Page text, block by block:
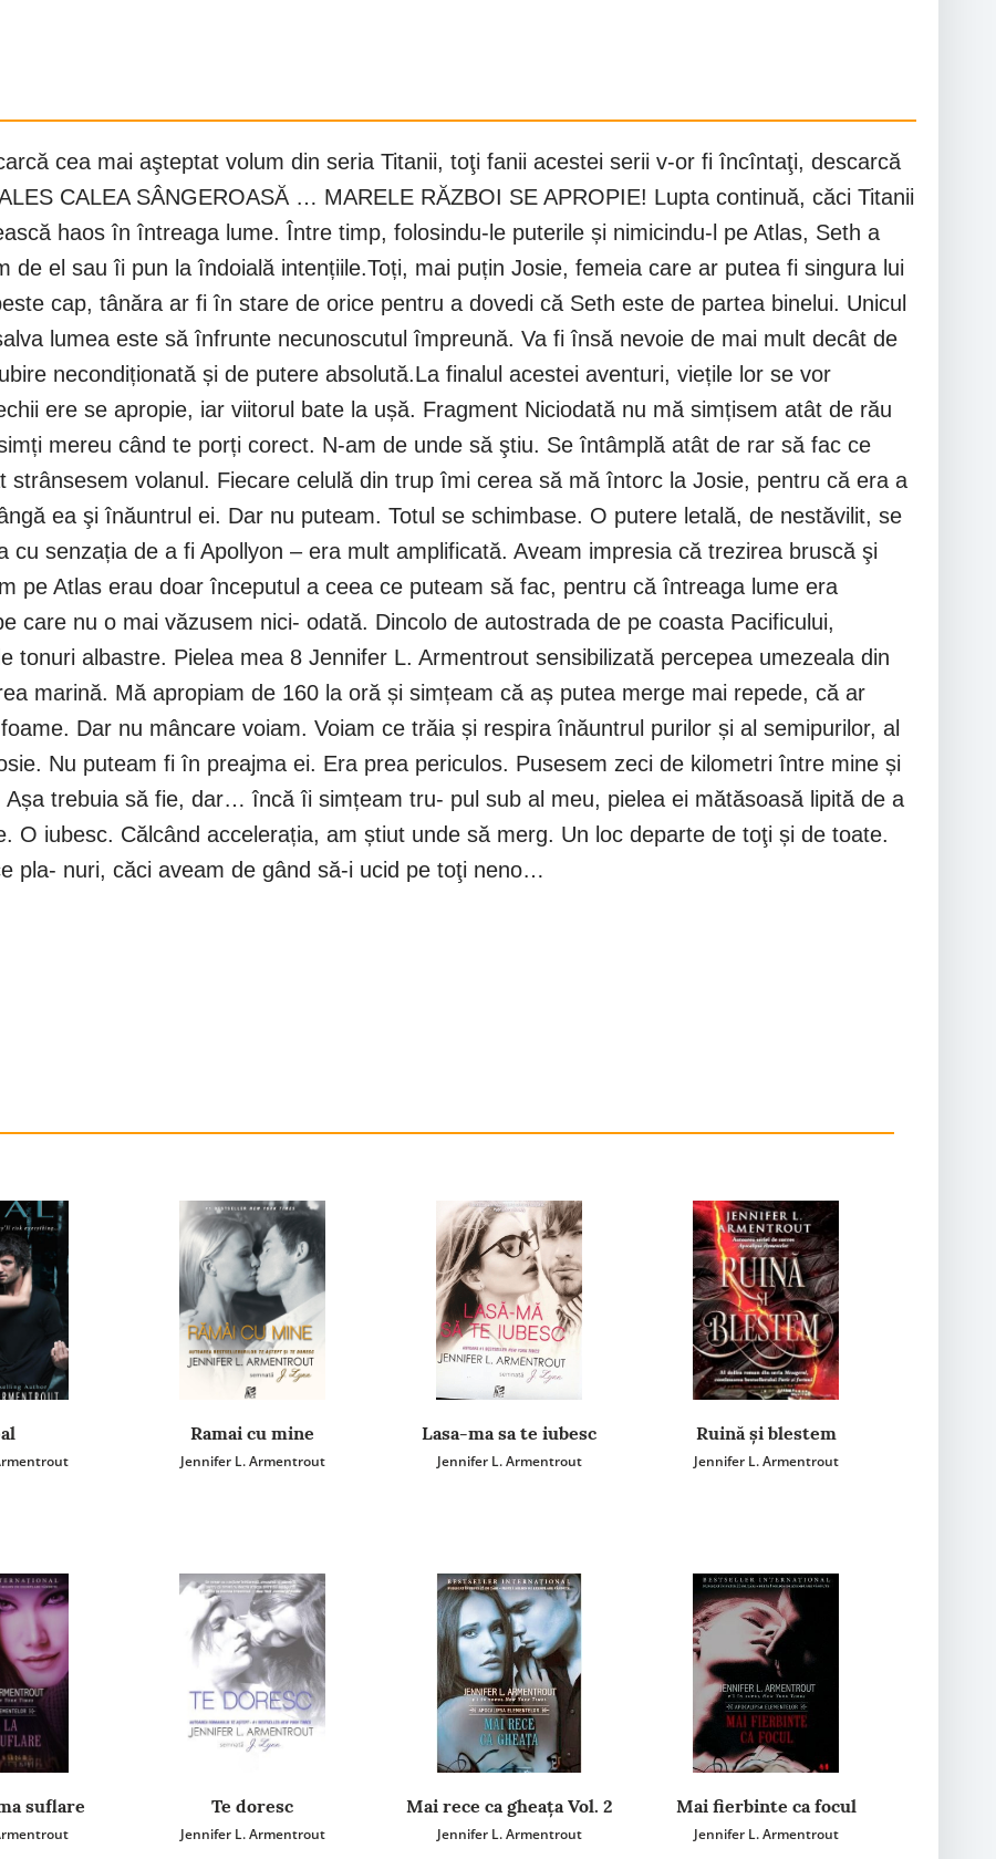
cea mai aşteptat volum din seria Titanii, toţi fanii acestei serii v-or fi încîntaţi, descarcă
CALEA SÂNGEROASĂ … MARELE RĂZBOI SE APROPIE! Lupta continuă, căci Titanii
haos în întreaga lume. Între timp, folosindu-le puterile și nimicindu-l pe Atlas, Seth a
de el sau îi pun la îndoială intențiile.Toți, mai puțin Josie, femeia care ar putea fi singura lui
cap, tânăra ar fi în stare de orice pentru a dovedi că Seth este de partea binelui. Unicul
lumea este să înfrunte necunoscutul împreună. Va fi însă nevoie de mai mult decât de
necondiționată și de putere absolută.La finalul acestei aventuri, viețile lor se vor
ere se apropie, iar viitorul bate la ușă. Fragment Niciodată nu mă simțisem atât de rău
mereu când te porți corect. N‑am de unde să ştiu. Se întâmplă atât de rar să fac ce
volanul. Fiecare celulă din trup îmi cerea să mă întorc la Josie, pentru că era a
ea şi înăuntrul ei. Dar nu puteam. Totul se schimbase. O putere letală, de nestăvilit, se
senzația de a fi Apollyon – era mult amplificată. Aveam impresia că trezirea bruscă şi
pe Atlas erau doar începutul a ceea ce puteam să fac, pentru că întreaga lume era
care nu o mai văzusem nici‑ odată. Dincolo de autostrada de pe coasta Pacificului,
tonuri albastre. Pielea mea 8 Jennifer L. Armentrout sensibilizată percepea umezeala din
marină. Mă apropiam de 160 la oră și simțeam că aș putea merge mai repede, că ar
Dar nu mâncare voiam. Voiam ce trăia și respira înăuntrul purilor și al semipurilor, al
Nu puteam fi în preajma ei. Era prea periculos. Pusesem zeci de kilometri între mine și
trebuia să fie, dar… încă îi simțeam tru‑ pul sub al meu, pielea ei mătăsoasă lipită de a
O iubesc. Călcând accelerația, am știut unde să merg. Un loc departe de toţi și de toate.
pla‑ nuri, căci aveam de gând să‑i ucid pe toţi neno…
Ramai cu mine
Jennifer L. Armentrout
Lasa-ma sa te iubesc
Jennifer L. Armentrout
Ruină și blestem
Jennifer L. Armentrout
suflare Te doresc
Jennifer L. Armentrout
Mai rece ca gheața Vol. 2
Jennifer L. Armentrout
Mai fierbinte ca focul
Jennifer L. Armentrout